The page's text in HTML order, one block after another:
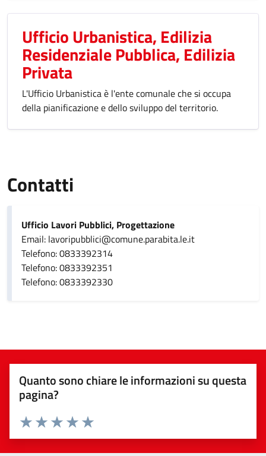
Ufficio Urbanistica, Edilizia
Residenziale Pubblica, Edilizia
Privata
L'Ufficio Urbanistica è l'ente comunale che si occupa
della pianificazione e dello sviluppo del territorio.
Contatti
Ufficio Lavori Pubblici, Progettazione
Email: lavoripubblici@comune.parabita.le.it
Telefono: 0833392314
Telefono: 0833392351
Telefono: 0833392330
Quanto sono chiare le informazioni su questa
pagina?
Valuta da 1 a 5 stelle la pagina
Valuta 5 stelle su 5
Valuta 4 stelle su 5
Valuta 3 stelle su 5
Valuta 2 stelle su 5
Valuta 1 stelle su 5